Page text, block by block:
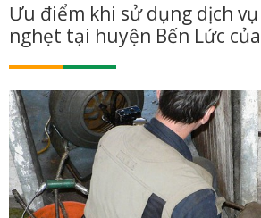
Ưu điểm khi sử dụng dịch
nghẹt tại huyện Bến Lức